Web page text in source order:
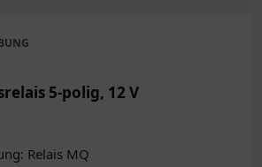
5-polig, 12 V
Relais MQ